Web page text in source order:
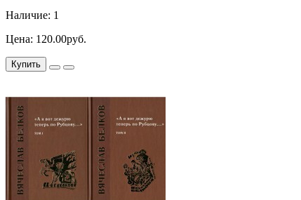
Наличие: 1
Цена: 120.00руб.
Купить